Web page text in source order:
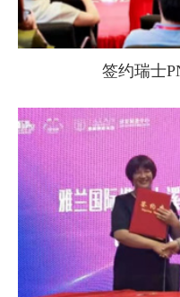
签约瑞士